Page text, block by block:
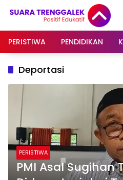
PERISTIWA
PENDIDIKAN
Deportasi
PERISTIWA
PMI Asal Sugihan